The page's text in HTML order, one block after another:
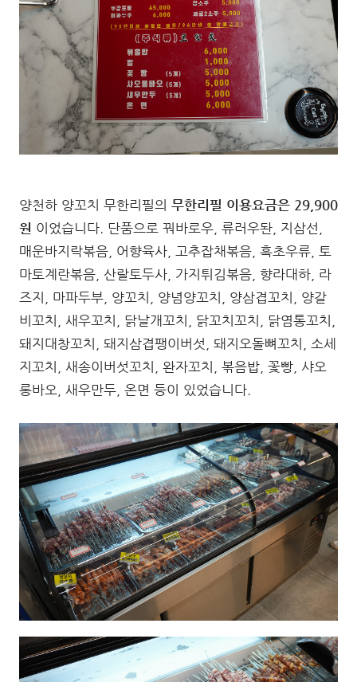
양천하 양꼬치 무한리필의 무한리필 이용요금은 29,900
원 이었습니다. 단품으로 꿔바로우, 류러우돤, 지삼선,
매운바지락볶음, 어향육사, 고추잡채볶음, 흑초우류, 토
마토계란볶음, 산랄토두사, 가지튀김볶음, 향라대하, 라
즈지, 마파두부, 양꼬치, 양념양꼬치, 양삼겹꼬치, 양갈
비꼬치, 새우꼬치, 닭날개꼬치, 닭꼬치꼬치, 닭염통꼬치,
돼지대창꼬치, 돼지삼겹팽이버섯, 돼지오돌뼈꼬치, 소세
지꼬치, 새송이버섯꼬치, 완자꼬치, 볶음밥, 꽃빵, 샤오
롱바오, 새우만두, 온면 등이 있었습니다.